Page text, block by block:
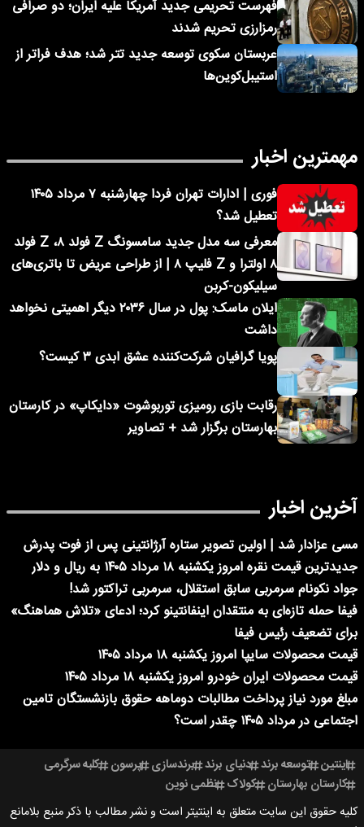
فهرست تحریمی جدید آمریکا علیه ایران؛ دو صرافی
رمزارزی تحریم شدند
عربستان سکوی توسعه جدید تتر شد؛ هدف فراتر از
استیبل‌کوین‌ها
مهمترین اخبار
فوری | ادارات تهران فردا چهارشنبه ۷ مرداد ۱۴۰۵
تعطیل شد؟
معرفی سه مدل جدید سامسونگ Z فولد ۸، Z فولد
۸ اولترا و Z فلیپ ۸ | از طراحی عریض تا باتری‌های
سیلیکون-کربن
ایلان ماسک: پول در سال ۲۰۳۶ دیگر اهمیتی نخواهد
داشت
پویا گرافیان شرکت‌کننده عشق ابدی ۳ کیست؟
رقابت بازی رومیزی توربوشوت «دایکاپ» در کارستان
بهارستان برگزار شد + تصاویر
آخرین اخبار
مسی عزادار شد | اولین تصویر ستاره آرژانتینی پس از فوت پدرش
جدیدترین قیمت نقره امروز یکشنبه ۱۸ مرداد ۱۴۰۵ به ریال و دلار
جواد نکونام سرمربی سابق استقلال، سرمربی تراکتور شد!
فیفا حمله تازه‌ای به منتقدان اینفانتینو کرد؛ ادعای «تلاش هماهنگ»
برای تضعیف رئیس فیفا
قیمت محصولات سایپا امروز یکشنبه ۱۸ مرداد ۱۴۰۵
قیمت محصولات ایران خودرو امروز یکشنبه ۱۸ مرداد ۱۴۰۵
مبلغ مورد نیاز پرداخت مطالبات دوماهه حقوق بازنشستگان تامین
اجتماعی در مرداد ۱۴۰۵ چقدر است؟
اینتین توسعه برند دنیای برند برندسازی پرسون کلبه سرگرمی
کارستان بهارستان کولاک نظمی نوین
کلیه حقوق این سایت متعلق به اینتیتر است و نشر مطالب با ذکر منبع بلامانع